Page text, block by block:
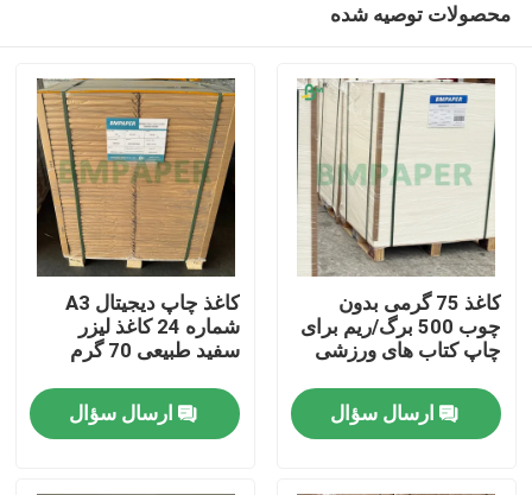
محصولات توصیه شده
کاغذ 75 گرمی بدون
چوب 500 برگ/ریم برای
چاپ کتاب های ورزشی
ارسال سؤال
کاغذ چاپ دیجیتال A3
شماره 24 کاغذ لیزر
سفید طبیعی 70 گرم
ارسال سؤال